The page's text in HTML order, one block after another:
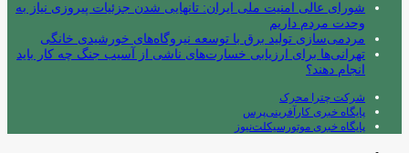
شورای عالی امنیت ملی ایران: تانهایی شدن جزئیات پیروزی نیاز به
وحدت مردم داریم
مردمی‌سازی تولید برق با توسعه نیروگاه‌های خورشیدی خانگی
تهرانی‌ها برای ارزیابی خسارت‌های ناشی از آسیب جنگ چه کار باید
انجام دهند؟
شرکت چترا محرک
پایگاه خبری کارآفرینی‌پرس
پایگاه خبری موتورسیکلت‌نیوز